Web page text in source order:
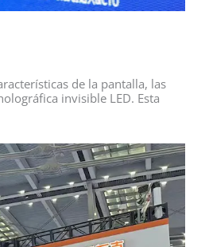
de la pantalla, las
invisible LED. Esta